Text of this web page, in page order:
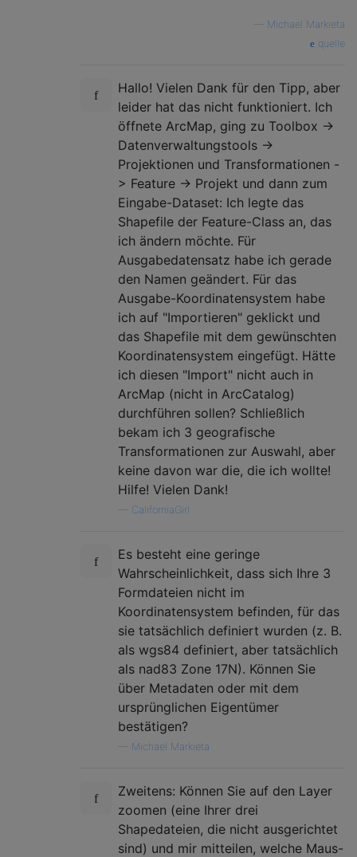
Michael Markieta
quelle
Hallo! Vielen Dank für den Tipp, aber
leider hat das nicht funktioniert. Ich
öffnete ArcMap, ging zu Toolbox ->
Datenverwaltungstools ->
Projektionen und Transformationen -
> Feature -> Projekt und dann zum
Eingabe-Dataset: Ich legte das
Shapefile der Feature-Class an, das
ich ändern möchte. Für
Ausgabedatensatz habe ich gerade
den Namen geändert. Für das
Ausgabe-Koordinatensystem habe
ich auf "Importieren" geklickt und
das Shapefile mit dem gewünschten
Koordinatensystem eingefügt. Hätte
ich diesen "Import" nicht auch in
ArcMap (nicht in ArcCatalog)
durchführen sollen? Schließlich
bekam ich 3 geografische
Transformationen zur Auswahl, aber
keine davon war die, die ich wollte!
Hilfe! Vielen Dank!
CaliforniaGirl
Es besteht eine geringe
Wahrscheinlichkeit, dass sich Ihre 3
Formdateien nicht im
Koordinatensystem befinden, für das
sie tatsächlich definiert wurden (z. B.
als wgs84 definiert, aber tatsächlich
als nad83 Zone 17N). Können Sie
über Metadaten oder mit dem
ursprünglichen Eigentümer
bestätigen?
Michael Markieta
Zweitens: Können Sie auf den Layer
zoomen (eine Ihrer drei
Shapedateien, die nicht ausgerichtet
sind) und mir mitteilen, welche Maus-